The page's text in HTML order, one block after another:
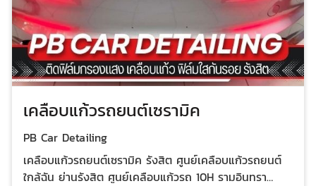
เคลือบแก้วรถยนต์เซรามิค
PB Car Detailing
เคลือบแก้วรถยนต์เซรามิค รังสิต ศูนย์เคลือบแก้วรถยนต์
ใกล้ฉัน ย่านรังสิต ศูนย์เคลือบแก้วรถ 10H รามอินทรา